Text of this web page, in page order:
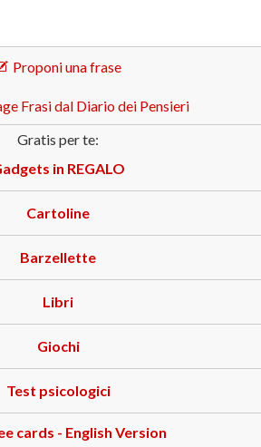
Proponi una frase
Frasi dal Diario dei Pensieri
Gratis per te:
in REGALO
Cartoline
Barzellette
Libri
Giochi
Test psicologici
cards - English Version